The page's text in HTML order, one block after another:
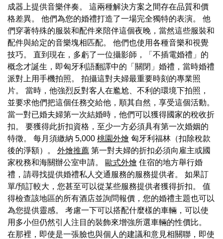
成器上提供音樂伴奏。 這兩種解決方案之間存在品質和價
格差異。 他們為您的婚禮打造了一場完全獨特的表演。 他
們穿著特殊的服裝和配件來陪伴這個夜晚，當然這些服裝和
配件與給定的音樂塊相匹配。 他們也使用各種音樂和視覺
技巧。 直到現在，多虧了一位攝影師，「不插電婚禮」的
概念才誕生，即匈牙利語翻譯中的「關閉」婚禮，當時婚禮
派對上用手機拍照。 拍攝這對夫婦最重要時刻的專業照
片。 當時，他強烈反對客人在尷尬、不利的環境下拍照，
並要求他們把這個任務交給他，順其自然，享受這個活動。
當一對已婚夫婦第一次結婚時，他們可以獲得國家的稅收折
扣。 要獲得此折扣資格，至少一方必須具有第一次婚姻的
特徵。 每月須繳納 5,000 桃園外燴 匈牙利福林（扣除稅款
後的淨額）。 外燴推薦 第一對夫婦的折扣必須向雇主或國
家稅務和海關辦公室申請。
歐式外燴 住宿的地方舉行婚
禮，請尋找提供婚禮私人交通服務的服務提供者。 如果訂
單/預訂較大，您甚至可以從某些服務提供者獲得折扣。 值
得檢查該地區的所有酒店並詢問報價，您的婚禮主題也可以
為您提供靈感。 考慮一下可以搭配什麼樣的車輛，可以使
用多小但仍然引人注目的裝飾來增強所選車輛的性價比。
在那裡，即使是一張臉也與個人的建議和意見相關聯，即使